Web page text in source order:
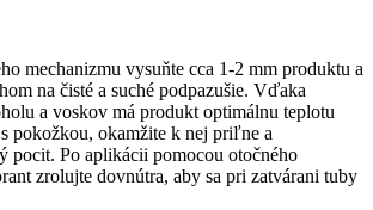
mechanizmu vysuňte cca 1-2 mm produktu a
na čisté a suché podpazušie. Vďaka
a voskov má produkt optimálnu teplotu
pokožkou, okamžite k nej priľne a
pocit. Po aplikácii pomocou otočného
zrolujte dovnútra, aby sa pri zatvárani tuby